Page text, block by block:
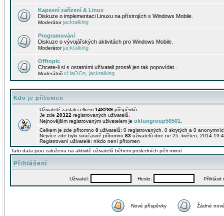
Kapesní zařízení & Linux
Diskuze o implementaci Linuxu na přístrojích s Windows Mobile.
Moderátorjacktalking
Programování
Diskuze o vývojářských aktivitách pro Windows Mobile.
Moderátorjacktalking
Offtopic
Chcete-li si s ostatními uživateli prostě jen tak popovídat...
Moderátoři cHaOOs jacktalking
Kdo je přítomen
Uživatelé zaslali celkem 148289 příspěvků.
Je zde 20322 registrovaných uživatelů.
Nejnovějším registrovaným uživatelem je okfungroup50501
Celkem je zde přítomno 0 uživatelů: 0 registrovaných, 0 skrytých a 0
Nejvíce zde bylo současně přítomno 83 uživatelů dne ne 25. květen, 2014
Registrovaní uživatelé: nikdo není přítomen
Tato data jsou založena na aktivitě uživatelů během posledních pěti minut
Přihlášení
Uživatel: Heslo: Přihlásit
Nové příspěvky Žádné